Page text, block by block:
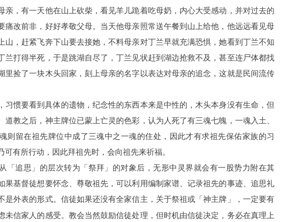
亲，有一天他在山上砍柴，看见羊儿跪着吃母奶，内心大受感动，并对过去的
痛改前非，好好孝敬父母。当天他母亲照常送午餐到山上给他，他远远看见母
山，赶紧飞奔下山要去接她，不料母亲对丁兰早就充满恐惧，她看到丁兰不知
兰打得半死，于是跳湖自尽了，丁兰见状赶到湖边抢救不及，甚至连尸体都找
里捡了一块木头回家，刻上母亲的名字以表达对母亲的追念，这就是民间流传
习惯要看到具体的遗物，纪念性的东西本来是中性的，木头本身没有生命，但
道教之后，神主牌位已蒙上亡灵的色彩，认为人死了有三魂七魄，一魂入土、
则留在祖先牌位中成了三魂中之一魂的住处，因此才有求祖先保佑家族的习
有所行动，因此拜祖先时，会向祖先来祈福。
「追思」的层次转为「祭拜」的对象后，无形中灵界就会有一股势力附在其
果基督徒想要怀念、尊敬祖先，可以利用编制家谱、记录祖先的事迹、追思礼
是外表的形式。信徒如果还没有全家信主，关于祭祖或 「神主牌」
，一定要有
未信家人的感受。教会当然鼓励信徒处理，但时机由信徒决定，务必在真理上